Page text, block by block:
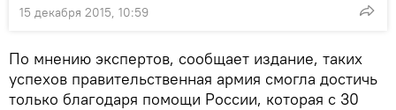
15 декабря 2015, 10:59
По мнению экспертов, сообщает издание, таких
успехов правительственная армия смогла достичь
только благодаря помощи России, которая с 30